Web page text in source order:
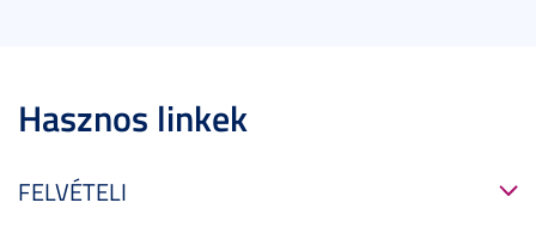
Hasznos linkek
FELVÉTELI